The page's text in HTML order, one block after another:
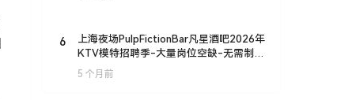
6
上海夜场PulpFictionBar凡星酒吧2026年
KTV模特招聘季-大量岗位空缺-无需制
服-即刻加入
5 个月前